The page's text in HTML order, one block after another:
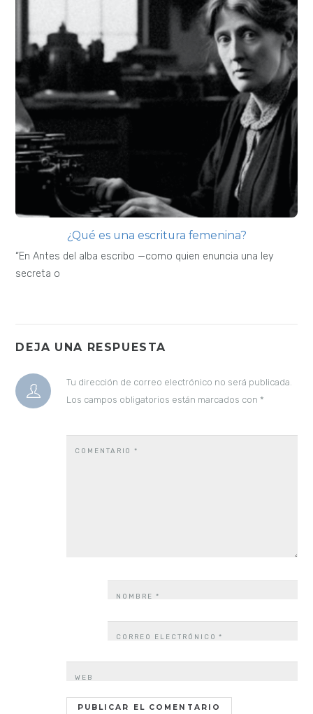
¿Qué es una escritura femenina?
“En Antes del alba escribo —como quien enuncia una ley
secreta o
DEJA UNA RESPUESTA
Tu dirección de correo electrónico no será publicada.
Los campos obligatorios están marcados con *
COMENTARIO*
NOMBRE*
CORREO ELECTRÓNICO*
WEB